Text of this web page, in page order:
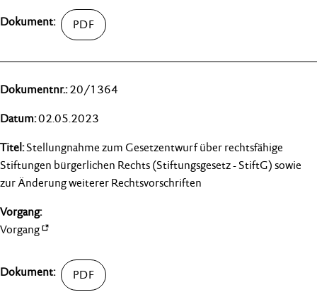
20/1364
02.05.2023
Stellungnahme zum Gesetzentwurf über rechtsfähige
Stiftungen bürgerlichen Rechts (Stiftungsgesetz - StiftG) sowie
zur Änderung weiterer Rechtsvorschriften
Vorgang